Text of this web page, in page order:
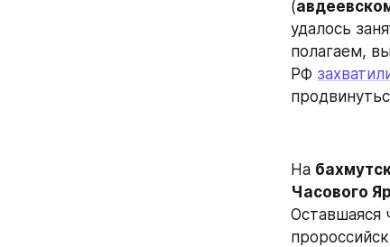
(
удалось
полагаем,
РФ
На
Часового
Оставшаяся